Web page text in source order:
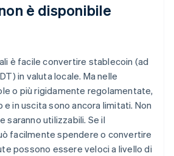
è disponibile
è facile convertire stablecoin (ad
in valuta locale. Ma nelle
o più rigidamente regolamentate,
in uscita sono ancora limitati. Non
utilizzabili. Se il
facilmente spendere o convertire
possono essere veloci a livello di